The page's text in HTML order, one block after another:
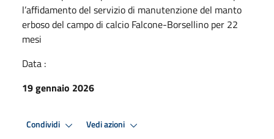
l’affidamento del servizio di manutenzione del manto
erboso del campo di calcio Falcone-Borsellino per 22
mesi
Data :
19 gennaio 2026
Condividi Vedi azioni